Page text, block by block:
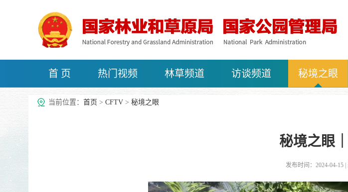
首 页 热门视频 林草频道 访谈频道 秘境之眼
治沙频道
当前位置： 首页 > CFTV > 秘境之眼
秘境之眼
发布时间：2024-04-15